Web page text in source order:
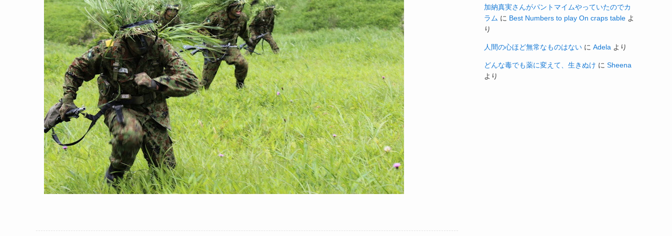
加納真実さんがパントマイムやっていたのでカ
ラム に Best Numbers to play On craps table よ
り
人間の心ほど無常なものはない に Adela より
どんな毒でも薬に変えて、生きぬけ に Sheena
より